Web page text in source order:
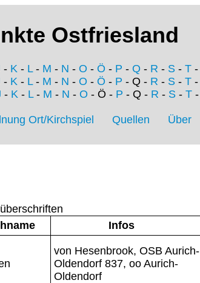
Ostfriesland
- K - L- M - N - O - Ö - P - Q - R - S - T -
- K - L- M - N - O - Ö - P - Q - R - S - T -
- K- L- M - N - O - Ö - P - Q - R - S- T-
Ort/Kirchspiel Quellen Über
Infos
von Hesenbrook, OSB Aurich-
Oldendorf 837, oo Aurich-
Oldendorf